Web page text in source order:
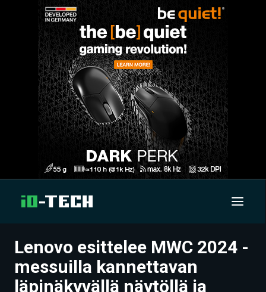
UUTISET
ARTIKKELIT
Lenovo esittelee MWC 2024 -
messuilla kannettavan
läpinäkyvällä näytöllä ja